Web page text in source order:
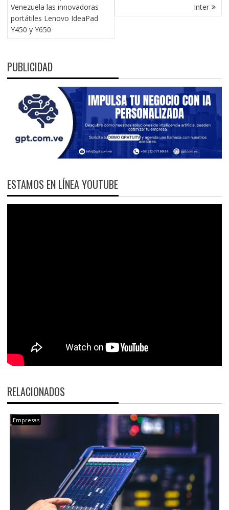
ENTRADAS
Venezuela las innovadoras
portátiles Lenovo IdeaPad
Y450 y Y650
Inter
PUBLICIDAD
ESTAMOS EN LÍNEA YOUTUBE
RELACIONADOS
Empresas